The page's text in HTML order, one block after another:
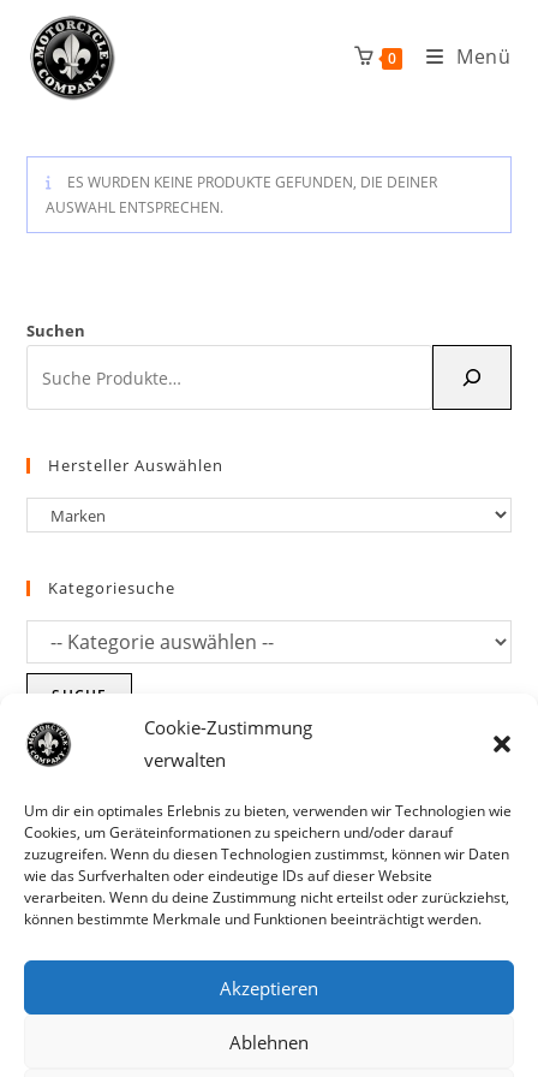
Cookie-Zustimmung
verwalten
Um dir ein optimales Erlebnis zu bieten, verwenden wir Technologien wie
Cookies, um Geräteinformationen zu speichern und/oder darauf
zuzugreifen. Wenn du diesen Technologien zustimmst, können wir Daten
wie das Surfverhalten oder eindeutige IDs auf dieser Website
verarbeiten. Wenn du deine Zustimmung nicht erteilst oder zurückziehst,
können bestimmte Merkmale und Funktionen beeinträchtigt werden.
Akzeptieren
Ablehnen
Parts für Harley Davidson, Indian und
Inhalt
springen
0 Menü
ES WURDEN KEINE PRODUKTE GEFUNDEN, DIE DEINER
AUSWAHL ENTSPRECHEN.
Suchen
Hersteller Auswählen
Kategoriesuche
SUCHE